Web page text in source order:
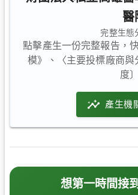
醫
完整生態
點擊產生一份完整報告，
模》、〈主要投標廠商
度
產生機
想第一時間接